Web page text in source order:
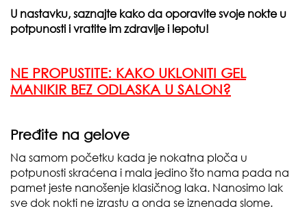
U nastavku, saznajte kako da oporavite svoje nokte u
potpunosti i vratite im zdravlje i lepotu!
NE PROPUSTITE: KAKO UKLONITI GEL
MANIKIR BEZ ODLASKA U SALON?
Pređite na gelove
Na samom početku kada je nokatna ploča u
potpunosti skraćena i mala jedino što nama pada na
pamet jeste nanošenje klasičnog laka. Nanosimo lak
sve dok nokti ne izrastu a onda se iznenada slome.